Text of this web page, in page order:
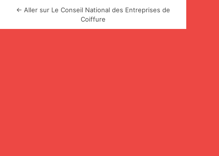
← Aller sur Le Conseil National des Entreprises de
Coiffure